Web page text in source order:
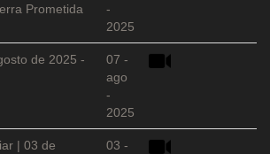
Prometida
-
2025
de 2025 -
07 -
ago
-
2025
| 03 de
03 -